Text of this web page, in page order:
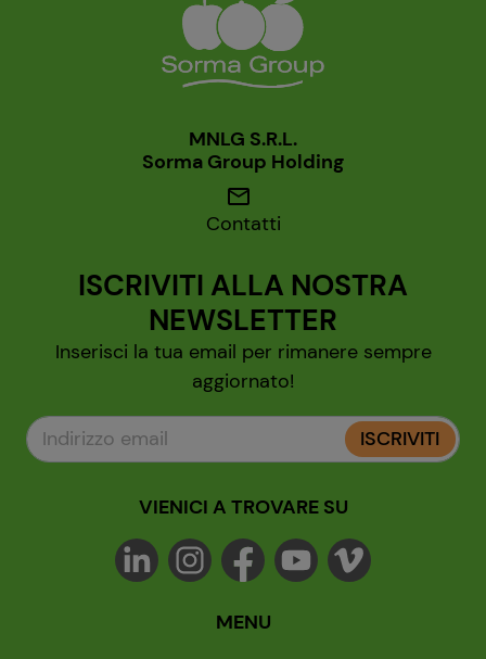
MNLG S.R.L.
Sorma Group Holding
mail
Contatti
ISCRIVITI ALLA NOSTRA
NEWSLETTER
Inserisci la tua email per rimanere sempre
aggiornato!
ISCRIVITI
VIENICI A TROVARE SU
MENU